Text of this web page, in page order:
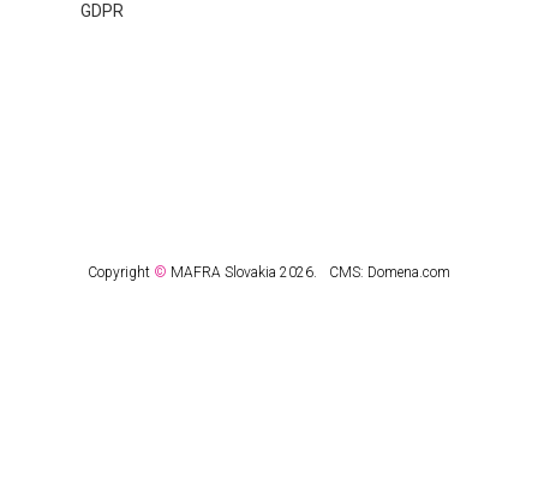
GDPR
Copyright © MAFRA Slovakia 2026. CMS: Domena.com